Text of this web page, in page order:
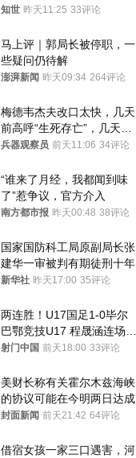
知世 昨天11:25 33评论
马上评｜郭局长被停职，一
些疑问仍待解
澎湃新闻 昨天09:34 264评论
梅德韦杰夫改口太快，几天
前高呼“生死存亡”，几天后
又换了一个说法
兵器观察员 前天11:06 34评论
“谁来了月经，我都闻到味
了”惹争议，官方介入
南方都市报 昨天00:48 38评论
国家国防科工局原副局长张
建华一审被判有期徒刑十年
新华社 昨天17:00 35评论
两连胜！U17国足1-0毕尔
巴鄂竞技U17 程晟涵连场破
门
射门中国 前天18:00 33评论
美财长称有关霍尔木兹海峡
的协议可能在今明两日达成
封面新闻 前天21:42 64评论
借宿女孩一家三口遇害，河